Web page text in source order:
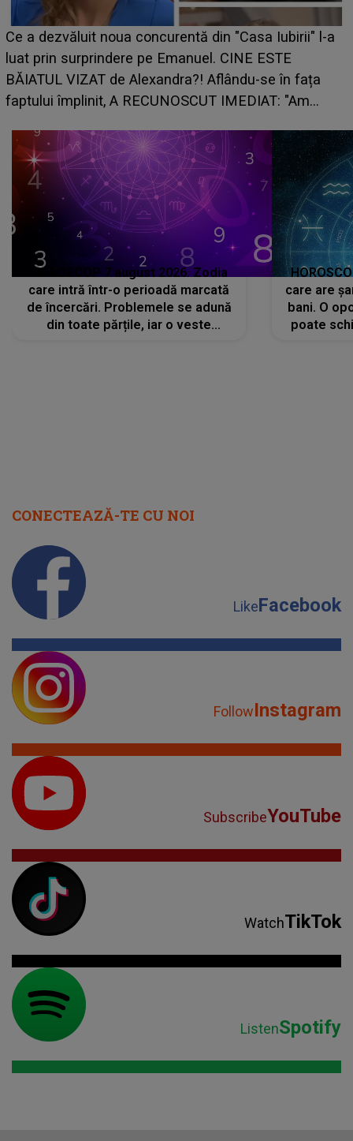
noua concurentă din "Casa Iubirii" l-a
surprindere pe Emanuel. CINE ESTE
VIZAT de Alexandra?! Aflându-se în fața
A RECUNOSCUT IMEDIAT: "Am
grabă îi
HOROSCOP 7 august 2026. Zodia
care intră într-o perioadă marcată
de încercări. Problemele se adună
din toate părțile, iar o veste
care are
bani. O
poate
CONECTEAZĂ-TE CU NOI
LikeFacebook
FollowInstagram
SubscribeYouTube
WatchTikTok
ListenSpotify